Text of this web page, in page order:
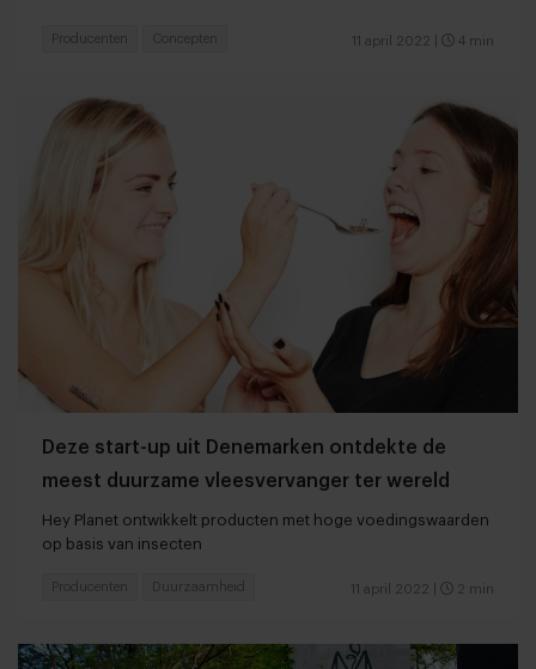
11 april 2022 4 min
Producenten Concepten
Deze start-up uit Denemarken ontdekte de
meest duurzame vleesvervanger ter wereld
Hey Planet ontwikkelt producten met hoge voedingswaarden
op basis van insecten
11 april 2022 2 min
Producenten Duurzaamheid